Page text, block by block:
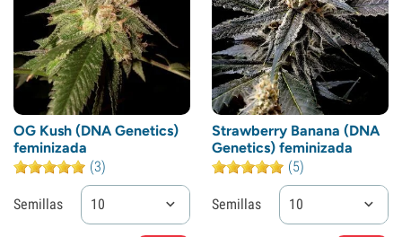
OG Kush (DNA Genetics)
feminizada
(3)
Semillas 10
Strawberry Banana (DNA
Genetics) feminizada
(5)
Semillas 10